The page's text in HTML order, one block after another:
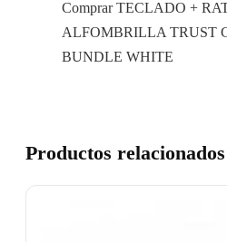
Comprar TECLADO +
ALFOMBRILLA TRUST
BUNDLE WHITE
Productos relacionados